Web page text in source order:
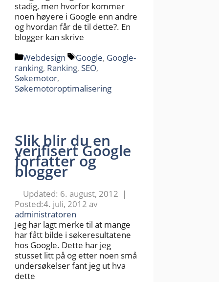
stadig, men hvorfor kommer
noen høyere i Google enn andre
og hvordan får de til dette?. En
blogger kan skrive
Kategorier
Webdesign Stikkord
Google, Google-
ranking, Ranking, SEO,
Søkemotor,
Søkemotoroptimalisering
Slik blir du en
verifisert Google
forfatter og
blogger
6. august, 2012
4. juli, 2012 av
administratoren
Jeg har lagt merke til at mange
har fått bilde i søkeresultatene
hos Google. Dette har jeg
stusset litt på og etter noen små
undersøkelser fant jeg ut hva
dette